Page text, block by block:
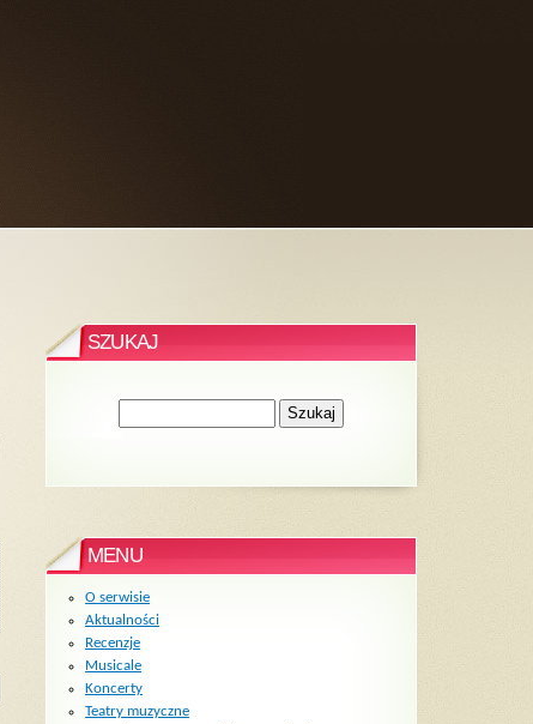
SZUKAJ
MENU
O serwisie
Aktualności
Recenzje
Musicale
Koncerty
Teatry muzyczne